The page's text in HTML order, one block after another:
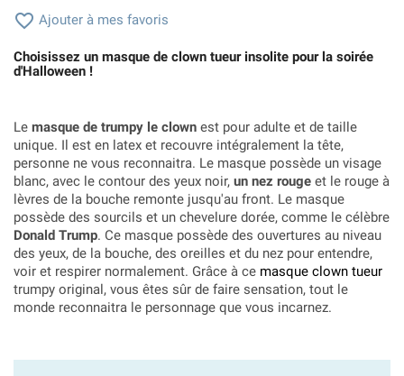
 Ajouter à mes favoris
Choisissez un masque de clown tueur insolite pour la soirée
d'Halloween !
Le masque de trumpy le clown est pour adulte et de taille
unique. Il est en latex et recouvre intégralement la tête,
personne ne vous reconnaitra. Le masque possède un visage
blanc, avec le contour des yeux noir, un nez rouge et le rouge à
lèvres de la bouche remonte jusqu'au front. Le masque
possède des sourcils et un chevelure dorée, comme le célèbre
Donald Trump. Ce masque possède des ouvertures au niveau
des yeux, de la bouche, des oreilles et du nez pour entendre,
voir et respirer normalement. Grâce à ce masque clown tueur
trumpy original, vous êtes sûr de faire sensation, tout le
monde reconnaitra le personnage que vous incarnez.